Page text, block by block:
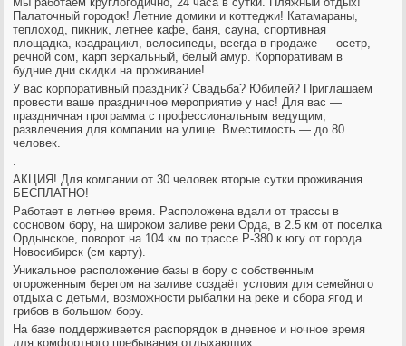
Палаточный городок! Летние домики и коттеджи! Катамараны,
теплоход, пикник, летнее кафе, баня, сауна, спортивная
площадка, квадрацикл, велосипеды, всегда в продаже — осетр,
речной сом, карп зеркальный, белый амур. Корпоративам в
будние дни скидки на проживание!
У вас корпоративный праздник? Свадьба? Юбилей? Приглашаем
провести ваше праздничное мероприятие у нас! Для вас —
праздничная программа с профессиональным ведущим,
развлечения для компании на улице. Вместимость — до 80
человек.
АКЦИЯ! Для компании от 30 человек вторые сутки проживания
БЕСПЛАТНО!
Работает в летнее время. Расположена вдали от трассы в
сосновом бору, на широком заливе реки Орда, в 2.5 км от поселка
Ордынское, поворот на 104 км по трассе Р-380 к югу от города
Новосибирск (см карту).
Уникальное расположение базы в бору с собственным
огороженным берегом на заливе создаёт условия для семейного
отдыха с детьми, возможности рыбалки на реке и сбора ягод и
грибов в большом бору.
На базе поддерживается распорядок в дневное и ночное время
для комфортного пребывания отдыхающих.